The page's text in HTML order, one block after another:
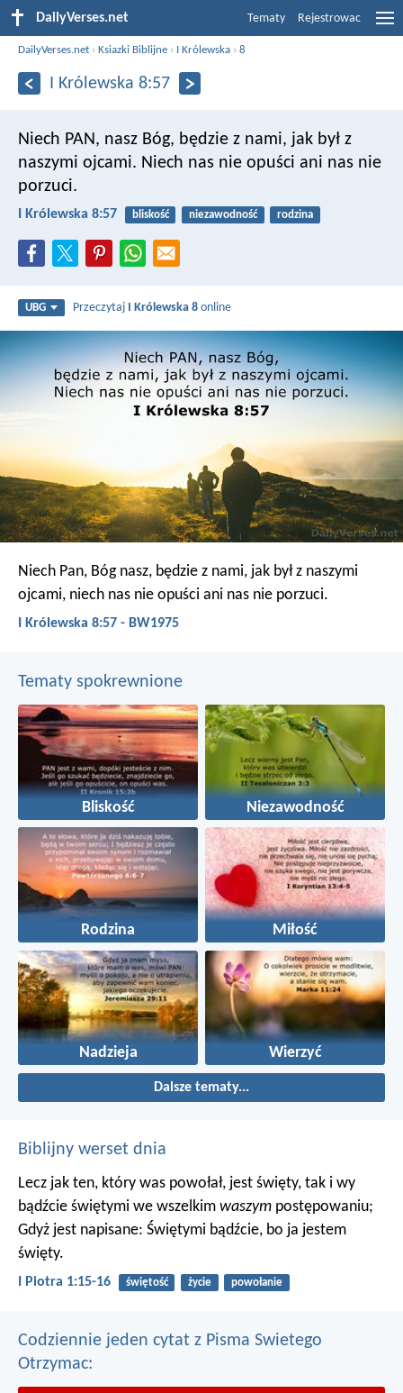
DailyVerses.net Tematy Rejestrowac
DailyVerses.net ›Ksiazki Biblijne › I Królewska ›8
I Królewska 8:57
Niech PAN, nasz Bóg, będzie z nami, jak był z
naszymi ojcami. Niech nas nie opuści ani nas nie
porzuci.
I Królewska 8:57 bliskość niezawodność rodzina
UBG Przeczytaj I Królewska 8 online
Niech Pan, Bóg nasz, będzie z nami, jak był z naszymi
ojcami, niech nas nie opuści ani nas nie porzuci.
I Królewska 8:57 - BW1975
Tematy spokrewnione
Bliskość Niezawodność
Rodzina Miłość
Nadzieja Wierzyć
Dalsze tematy...
Biblijny werset dnia
Lecz jak ten, który was powołał, jest święty, tak i wy
bądźcie świętymi we wszelkim waszym postępowaniu;
Gdyż jest napisane: Świętymi bądźcie, bo ja jestem
święty.
I Piotra 1:15-16 świętość życie powołanie
Codziennie jeden cytat z Pisma Swietego
Otrzymac: